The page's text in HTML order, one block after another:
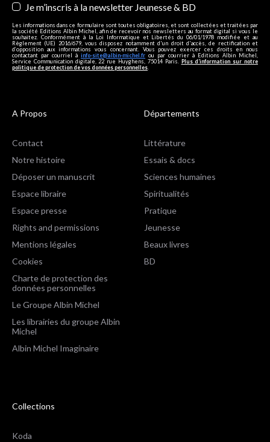
Je m’inscris à la newsletter Jeunesse & BD
Les informations dans ce formulaire sont toutes obligatoires, et sont collectées et traitées par
la société Editions Albin Michel, afin de recevoir nos newsletters au format digital si vous le
souhaitez. Conformément à la Loi Informatique et Libertés du 06/01/1978 modifiée et au
Règlement (UE) 2016/679, vous disposez notamment d'un droit d'accès, de rectification et
d’opposition aux informations vous concernant. Vous pouvez exercer ces droits en nous
contactant par courriel à info-site@albin-michel.fr ou par courrier à Editions Albin Michel,
Service Communication digitale, 22 rue Huyghens, 75014 Paris. Plus d’information sur notre
politique de protection de vos données personnelles.
A Propos
Contact
Notre histoire
Déposer un manuscrit
Espace libraire
Espace presse
Rights and permissions
Mentions légales
Cookies
Charte de protection des
données personnelles
Le Groupe Albin Michel
Les librairies du groupe Albin
Michel
Albin Michel Imaginaire
Départements
Littérature
Essais & docs
Sciences humaines
Spiritualités
Pratique
Jeunesse
Beaux livres
BD
Collections
Koda